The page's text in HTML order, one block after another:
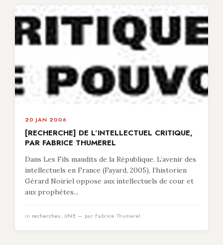
20 JAN 2006
[RECHERCHE] DE L’INTELLECTUEL CRITIQUE,
PAR FABRICE THUMEREL
Dans Les Fils maudits de la République. L’avenir des
intellectuels en France (Fayard, 2005), l’historien
Gérard Noiriel oppose aux intellectuels de cour et
aux prophètes...
in recherches, UNE — par Fabrice Thumerel